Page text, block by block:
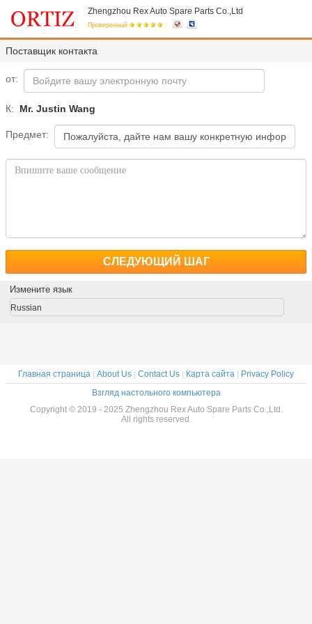
Zhengzhou Rex Auto Spare Parts Co.,Ltd
Проверенный
Поставщик контакта
от:
К: Mr. Justin Wang
Предмет:
СЛЕДУЮЩИЙ ШАГ
Измените язык
Russian
Главная страница About Us Contact Us Карта сайта
Privacy Policy
Взгляд настольного компьютера
Copyright © 2019 - 2025 Zhengzhou Rex Auto Spare Parts Co.,Ltd.
All rights reserved.